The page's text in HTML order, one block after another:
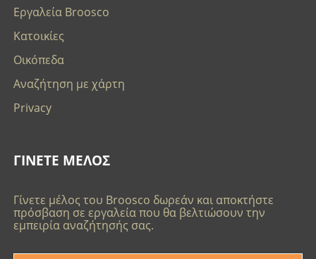
Εργαλεία Broosco
Κατοικίες
Οικόπεδα
Αναζήτηση με χάρτη
Privacy
ΓΙΝΕΤΕ ΜΕΛΟΣ
Γίνετε μέλος του Broosco δωρεάν και αποκτήστε
πρόσβαση σε εργαλεία που θα βελτιώσουν την
εμπειρία αναζήτησής σας.